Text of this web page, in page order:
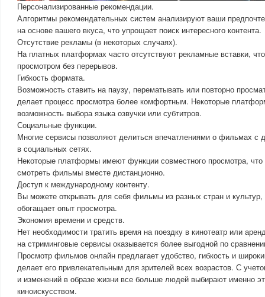
Персонализированные рекомендации.
Алгоритмы рекомендательных систем анализируют ваши
на основе вашего вкуса, что упрощает поиск интересного контента.
Отсутствие рекламы (в некоторых случаях).
На платных платформах часто отсутствуют рекламные вставки,
просмотром без перерывов.
Гибкость формата.
Возможность ставить на паузу, перематывать или повторно
делает процесс просмотра более комфортным. Некоторые
возможность выбора языка озвучки или субтитров.
Социальные функции.
Многие сервисы позволяют делиться впечатлениями о фильмах с
в социальных сетях.
Некоторые платформы имеют функции совместного просмотра, что
смотреть фильмы вместе дистанционно.
Доступ к международному контенту.
Вы можете открывать для себя фильмы из разных стран и культур,
обогащает опыт просмотра.
Экономия времени и средств.
Нет необходимости тратить время на поездку в кинотеатр или
на стриминговые сервисы оказывается более выгодной по
Просмотр фильмов онлайн предлагает удобство, гибкость и
делает его привлекательным для зрителей всех возрастов. С
и изменений в образе жизни все больше людей выбирают именно
киноискусством.